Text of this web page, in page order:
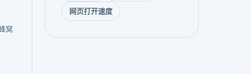
窝
网页打开速度